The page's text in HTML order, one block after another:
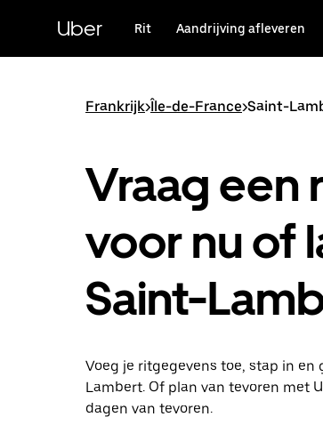
hoofdinhoudUber Rit Aandrijving afleveren
Frankrijk>Île-de-France>Saint-
Vraag een
voor nu of
Saint-
Voeg je ritgegevens toe, stap in en
Lambert. Of plan van tevoren met
dagen van tevoren.